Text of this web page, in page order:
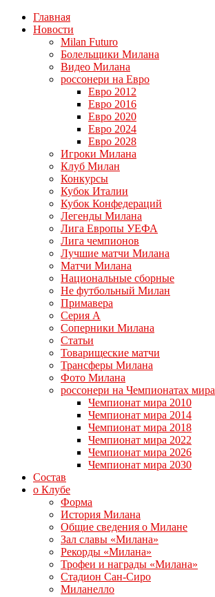
Главная
Новости
Milan Futuro
Болельщики Милана
Видео Милана
россонери на Евро
Евро 2012
Евро 2016
Евро 2020
Евро 2024
Евро 2028
Игроки Милана
Клуб Милан
Конкурсы
Кубок Италии
Кубок Конфедераций
Легенды Милана
Лига Европы УЕФА
Лига чемпионов
Лучшие матчи Милана
Матчи Милана
Национальные сборные
Не футбольный Милан
Примавера
Серия А
Соперники Милана
Статьи
Товарищеские матчи
Трансферы Милана
Фото Милана
россонери на Чемпионатах мира
Чемпионат мира 2010
Чемпионат мира 2014
Чемпионат мира 2018
Чемпионат мира 2022
Чемпионат мира 2026
Чемпионат мира 2030
Состав
о Клубе
Форма
История Милана
Общие сведения о Милане
Зал славы «Милана»
Рекорды «Милана»
Трофеи и награды «Милана»
Стадион Сан-Сиро
Миланелло